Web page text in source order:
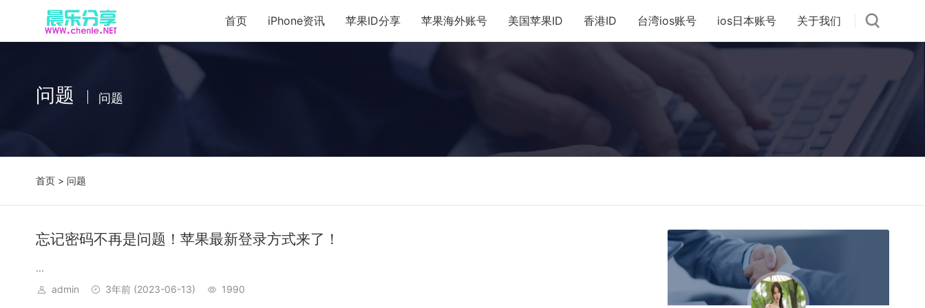
首页 iPhone资讯 苹果ID分享 苹果海外账号 美国苹果ID 香港ID 台湾ios账号 ios日本账号 关于我们
问题 问题
首页 > 问题
忘记密码不再是问题！苹果最新登录方式来了！
...
admin
3年前 (2023-06-13) 1990